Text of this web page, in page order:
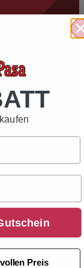
Preis